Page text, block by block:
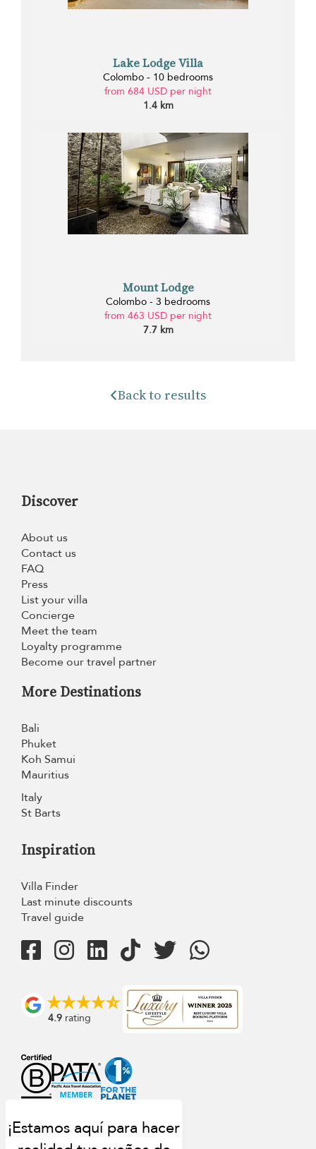
Lake Lodge Villa
Colombo - 10 bedrooms
from 684 USD per night
1.4 km
Mount Lodge
Colombo - 3 bedrooms
from 463 USD per night
7.7 km
Back to results
Discover
About us
Contact us
FAQ
Press
List your villa
Concierge
Meet the team
Loyalty programme
Become our travel partner
More Destinations
Bali
Phuket
Koh Samui
Mauritius
Italy
St Barts
Inspiration
Villa Finder
Last minute discounts
Travel guide
4.9 rating